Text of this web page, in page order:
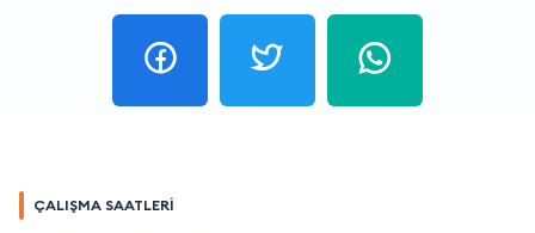
ÇALIŞMA SAATLERİ